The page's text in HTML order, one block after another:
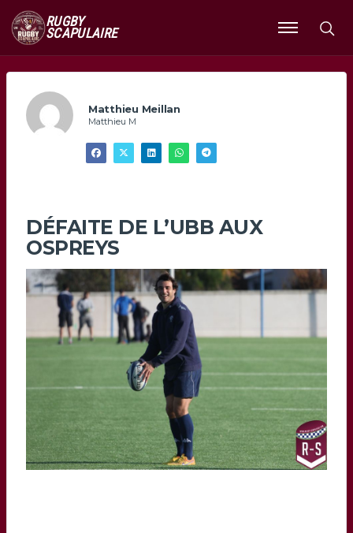
RUGBY
SCAPULAIRE
Ouvrir
le
Matthieu Meillan
Matthieu M
DÉFAITE DE L’UBB AUX
OSPREYS